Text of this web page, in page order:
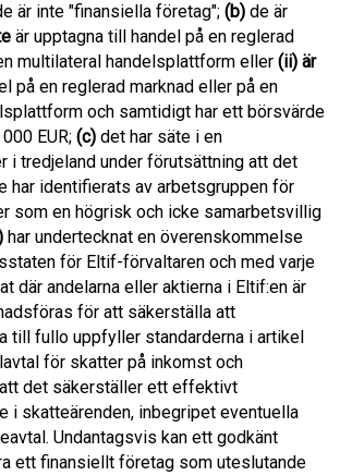
är inte "finansiella företag"; (b) de är
är upptagna till handel på en reglerad
multilateral handelsplattform eller (ii) är
på en reglerad marknad eller på en
och samtidigt har ett börsvärde
EUR; (c) det har säte i en
i tredjeland under förutsättning att det
har identifierats av arbetsgruppen för
som en högrisk och icke samarbetsvillig
har undertecknat en överenskommelse
för Eltif-förvaltaren och med varje
där andelarna eller aktierna i Eltif:en är
för att säkerställa att
till fullo uppfyller standarderna i artikel
för skatter på inkomst och
det säkerställer ett effektivt
i skatteärenden, inbegripet eventuella
Undantagsvis kan ett godkänt
ett finansiellt företag som uteslutande